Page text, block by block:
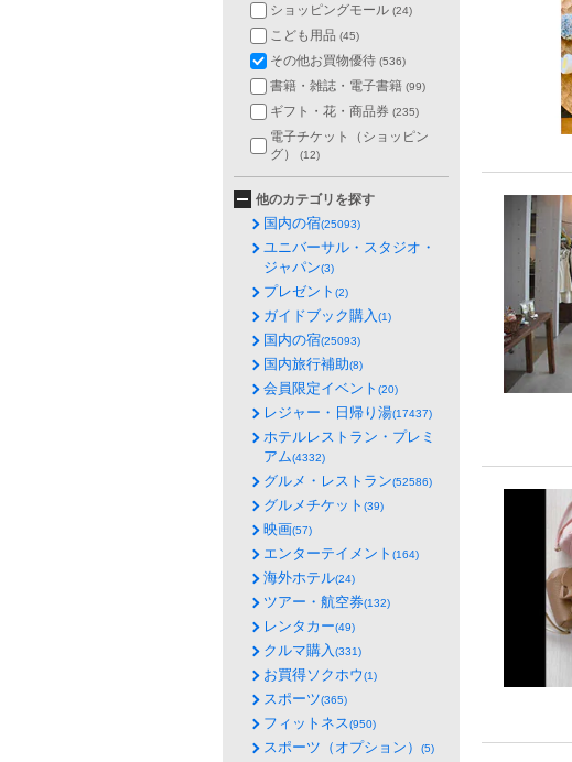
ショッピングモール (24)
こども用品 (45)
その他お買物優待 (536)
書籍・雑誌・電子書籍 (99)
ギフト・花・商品券 (235)
電子チケット（ショッピン
グ）
(12)
他のカテゴリを探す
国内の宿(25093)
ユニバーサル・スタジオ・
ジャパン(3)
プレゼント (2)
ガイドブック購入(1)
国内の宿(25093)
国内旅行補助(8)
会員限定イベント (20)
レジャー・日帰り湯(17437)
ホテルレストラン・プレミ
アム(4332)
グルメ・レストラン(52586)
グルメチケット (39)
映画(57)
エンターテイメント (164)
海外ホテル(24)
ツアー・航空券(132)
レンタカー(49)
クルマ購入(331)
お買得ソクホウ(1)
スポーツ(365)
フィットネス(950)
スポーツ（オプション） (5)